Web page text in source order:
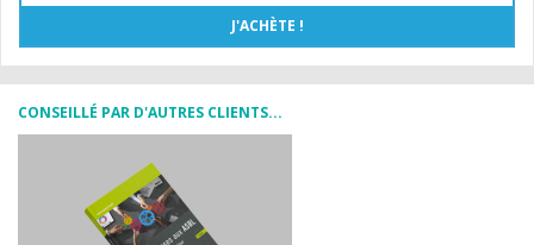
CONSEILLÉ PAR D'AUTRES CLIENTS...